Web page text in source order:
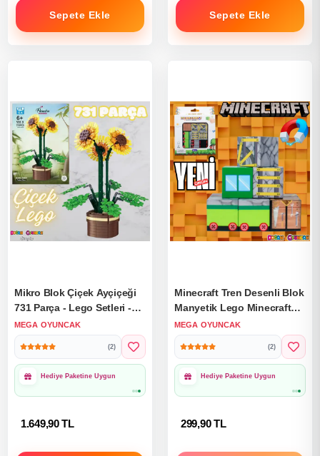
Sepete Ekle Sepete Ekle
Mikro Blok Çiçek Ayçiçeği
731 Parça - Lego Setleri -
MEGA Lego - Çiçek Lego -
MEGA Çiçek Lego - Mikro
Bloklar
MEGA OYUNCAK
(2)
1000₺ Üzeri Ücretsiz
Kargo
1.649,90 TL
Minecraft Tren Desenli Blok
Manyetik Lego Minecraft
Manyetik Lego Minecraft
Lego Megnetic Blocks
MEGA OYUNCAK
(2)
1000₺ Üzeri Ücretsiz
Kargo
299,90 TL